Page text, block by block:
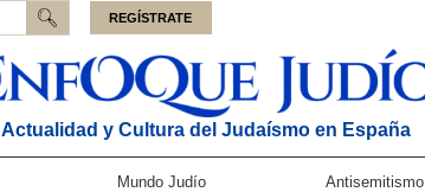
REGÍSTRATE
Actualidad y Cultura del Judaísmo en España
Mundo Judío Antisemitismo